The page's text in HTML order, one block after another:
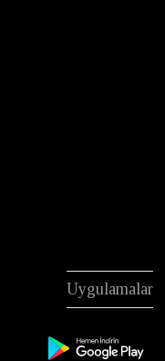
Uygulamalar